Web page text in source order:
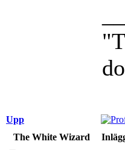
Upp
The White Wizard